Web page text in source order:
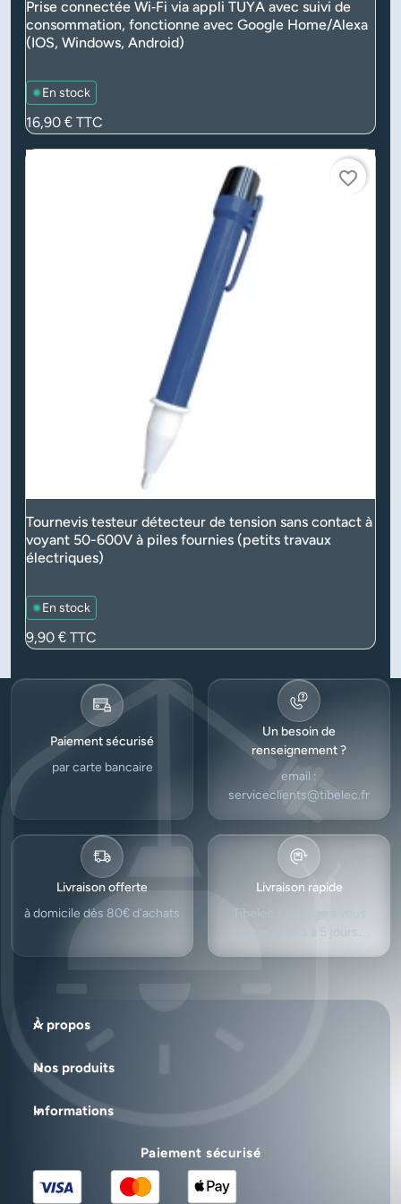
Prise connectée Wi‑Fi via appli TUYA avec suivi de
consommation, fonctionne avec Google Home/Alexa
(IOS, Windows, Android)
En stock
Prix
16,90 € TTC
favorite_border
Tournevis testeur détecteur de tension sans contact à
voyant 50-600V à piles fournies (petits travaux
électriques)
En stock
Prix
9,90 € TTC
Paiement sécurisé
par carte bancaire
Un besoin de
renseignement ?
email :
serviceclients@tibelec.fr
Livraison offerte
à domicile dès 80€ d’achats
Livraison rapide
Tibelec s'engage à vous
livrer sous 3 à 5 jours
À propos
Nos produits
Informations
Paiement sécurisé